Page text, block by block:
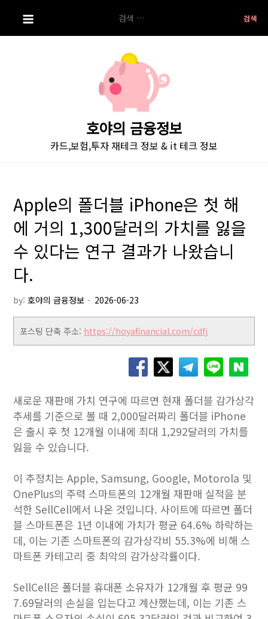
i
색:
호야의 금융정보
카드,보험,투자 재테크 정보 & it 테크 정보
Apple의 폴더블 iPhone은 첫 해
에 거의 1,300달러의 가치를 잃을
수 있다는 연구 결과가 나왔습니
다.
by:호야의 금융정보
포스팅 단축 주소: https://hoyafinancial.com/cdfj
새로운 재판매 가치 연구에 따르면 현재 폴더블 감가상각
추세를 기준으로 볼 때 2,000달러짜리 폴더블 iPhone
은 출시 후 첫 12개월 이내에 최대 1,292달러의 가치를
잃을 수 있습니다.
이 추정치는 Apple, Samsung, Google, Motorola 및
OnePlus의 주력 스마트폰의 12개월 재판매 실적을 분
석한 SellCell에서 나온 것입니다. 사이트에 따르면 폴더
블 스마트폰은 1년 이내에 가치가 평균 64.6% 하락하는
데, 이는 기존 스마트폰의 감가상각비 55.3%에 비해 스
마트폰 카테고리 중 최악의 감가상각률이다.
SellCell은 폴더블 휴대폰 소유자가 12개월 후 평균 99
7.69달러의 손실을 입는다고 계산했는데, 이는 기존 스